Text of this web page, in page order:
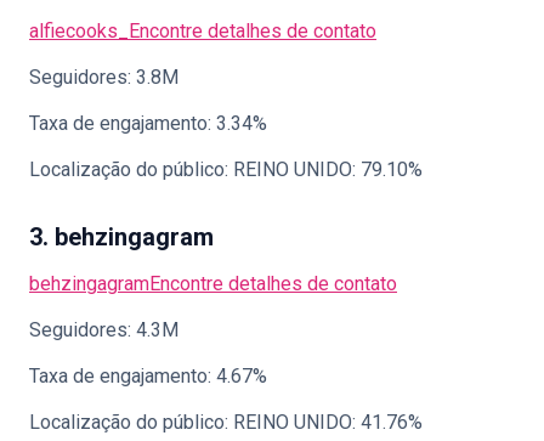
alfiecooks_ Encontre detalhes de contato
Seguidores: 3.8M
Taxa de engajamento: 3.34%
Localização do público: REINO UNIDO: 79.10%
3. behzingagram
behzingagramEncontre detalhes de contato
Seguidores: 4.3M
Taxa de engajamento: 4.67%
Localização do público: REINO UNIDO: 41.76%